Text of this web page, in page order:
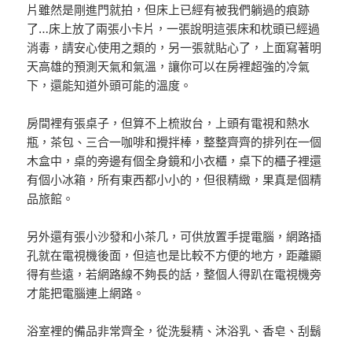
片雖然是剛進門就拍，但床上已經有被我們躺過的痕跡
了…床上放了兩張小卡片，一張說明這張床和枕頭已經過
消毒，請安心使用之類的，另一張就貼心了，上面寫著明
天高雄的預測天氣和氣溫，讓你可以在房裡超強的冷氣
下，還能知道外頭可能的溫度。
房間裡有張桌子，但算不上梳妝台，上頭有電視和熱水
瓶，茶包、三合一咖啡和攪拌棒，整整齊齊的排列在一個
木盒中，桌的旁邊有個全身鏡和小衣櫃，桌下的櫃子裡還
有個小冰箱，所有東西都小小的，但很精緻，果真是個精
品旅館。
另外還有張小沙發和小茶几，可供放置手提電腦，網路插
孔就在電視機後面，但這也是比較不方便的地方，距離顯
得有些遠，若網路線不夠長的話，整個人得趴在電視機旁
才能把電腦連上網路。
浴室裡的備品非常齊全，從洗髮精、沐浴乳、香皂、刮鬍